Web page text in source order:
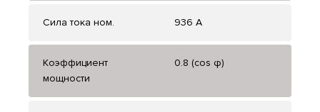
Сила тока ном. 936 А
Коэффициент
мощности
0.8 (cos φ)